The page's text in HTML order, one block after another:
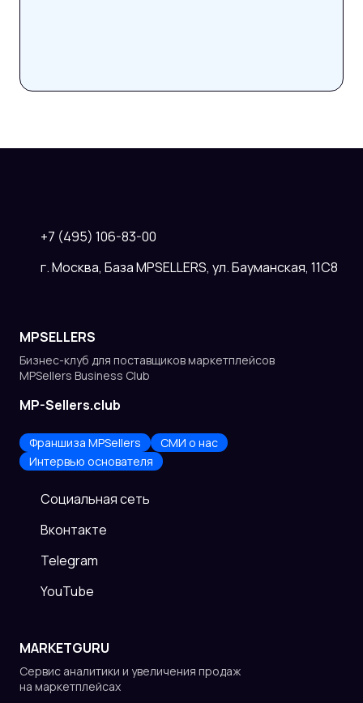
+7 (495) 106-83-00
г. Москва, База MPSELLERS, ул. Бауманская, 11С8
MPSELLERS
Бизнес-клуб для поставщиковмаркетплейсов
MPSellers Business Club
MP-Sellers.club
Франшиза MPSellers
СМИ о нас
Интервью основателя
Cоциальная сеть
Вконтакте
Telegram
YouTube
MARKETGURU
Сервис аналитики и увеличения продаж
на маркетплейсах